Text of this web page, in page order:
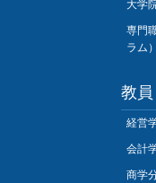
大学
専門
ラム）
教員
経営
会計
商学